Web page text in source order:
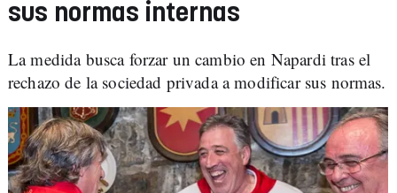
sus normas internas
La medida busca forzar un cambio en Napardi tras el
rechazo de la sociedad privada a modificar sus normas.